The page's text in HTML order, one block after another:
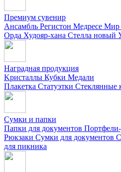
Премиум сувенир
Ансамбль Регистон Медресе Мир
Орда Худояр-хана Стелла новый
Наградная продукция
Kристаллы Кубки Медали
Плакетка Статуэтки Стеклянные
Сумки и папки
Папки для документов
Рюкзаки Сумки для документов
для пикника